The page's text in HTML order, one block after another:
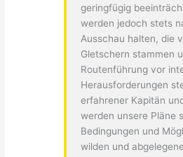
geringfügig
werden jedoch stets
Ausschau halten, die
Gletschern stammen
Routenführung vor
Herausforderungen
erfahrener Kapitän
werden unsere Pläne
Bedingungen und
wilden und